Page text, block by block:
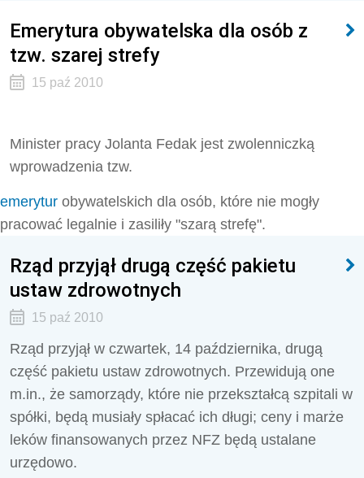
Emerytura obywatelska dla osób z
tzw. szarej strefy
15 paź 2010
Minister pracy Jolanta Fedak jest zwolenniczką
wprowadzenia tzw.
emerytur obywatelskich dla osób, które nie mogły
pracować legalnie i zasiliły "szarą strefę".
Rząd przyjął drugą część pakietu
ustaw zdrowotnych
15 paź 2010
Rząd przyjął w czwartek, 14 października, drugą
część pakietu ustaw zdrowotnych. Przewidują one
m.in., że samorządy, które nie przekształcą szpitali w
spółki, będą musiały spłacać ich długi; ceny i marże
leków finansowanych przez NFZ będą ustalane
urzędowo.